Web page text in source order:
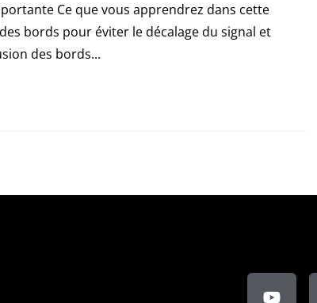
Ce que vous apprendrez dans cette
bords pour éviter le décalage du signal et
des bords...